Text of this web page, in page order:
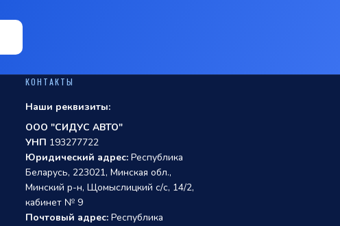
КОНТАКТЫ
Наши реквизиты:
ООО "СИДУС АВТО"
УНП 193277722
Юридический адрес: Республика
Беларусь, 223021, Минская обл.,
Минский р-н, Щомыслицкий с/с, 14/2,
кабинет № 9
Почтовый адрес: Республика